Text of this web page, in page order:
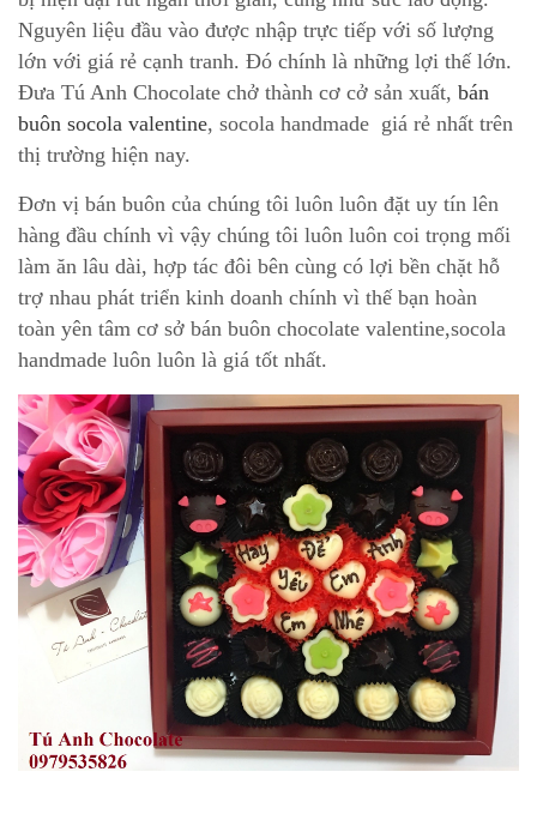
Nguyên liệu đầu vào được nhập trực tiếp với số lượng
lớn với giá rẻ cạnh tranh. Đó chính là những lợi thế lớn.
Đưa Tú Anh Chocolate chở thành cơ cở sản xuất, bán
buôn socola valentine, socola handmade giá rẻ nhất trên
thị trường hiện nay.
Đơn vị bán buôn của chúng tôi luôn luôn đặt uy tín lên
hàng đầu chính vì vậy chúng tôi luôn luôn coi trọng mối
làm ăn lâu dài, hợp tác đôi bên cùng có lợi bền chặt hỗ
trợ nhau phát triển kinh doanh chính vì thế bạn hoàn
toàn yên tâm cơ sở bán buôn chocolate valentine,socola
handmade luôn luôn là giá tốt nhất.